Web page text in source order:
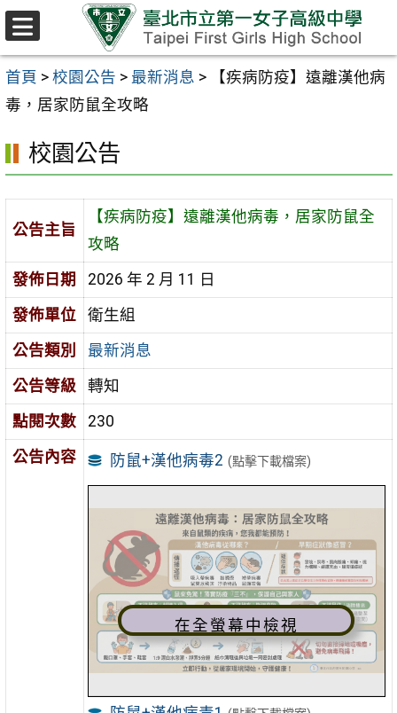
跳至主要內容區
首頁 > 校園公告 > 最新消息 >
【疾病防疫】遠離漢他病
毒，居家防鼠全攻略
校園公告
公告主旨
【疾病防疫】遠離漢他病毒，居家防鼠全
攻略
發佈日期
2026 年 2 月 11 日
發佈單位
衛生組
公告類別
最新消息
公告等級
轉知
點閱次數
230
公告內容
防鼠+漢他病毒2 (點擊下載檔案)
在全螢幕中檢視
選
單